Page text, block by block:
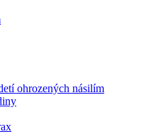
ohrozených násilím